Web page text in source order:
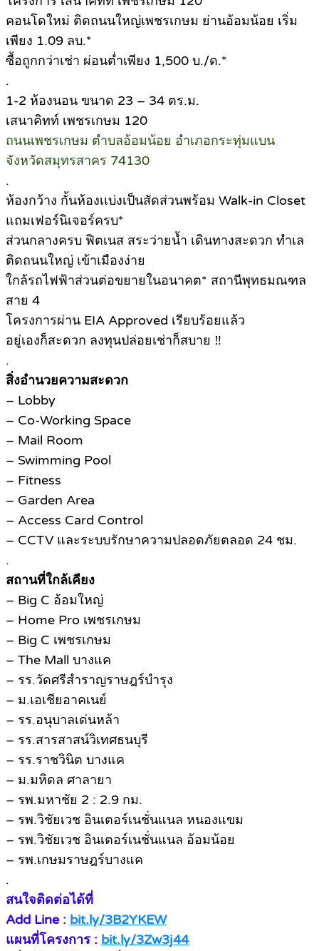
คอนโดใหม่ ติดถนนใหญ่เพชรเกษม ย่านอ้อมน้อย เริ่ม
เพียง 1.09 ลบ.*
ซื้อถูกกว่าเช่า ผ่อนต่ำเพียง 1,500 บ./ด.*
.
1-2 ห้องนอน ขนาด 23 – 34 ตร.ม.
เสนาคิทท์ เพชรเกษม 120
ถนนเพชรเกษม ตำบลอ้อมน้อย อำเภอกระทุ่มแบน
จังหวัดสมุทรสาคร 74130
.
ห้องกว้าง กั้นห้องเเบ่งเป็นสัดส่วนพร้อม Walk-in Closet
แถมเฟอร์นิเจอร์ครบ*
ส่วนกลางครบ ฟิตเนส สระว่ายน้ำ เดินทางสะดวก ทำเล
ติดถนนใหญ่ เข้าเมืองง่าย
ใกล้รถไฟฟ้าส่วนต่อขยายในอนาคต* สถานีพุทธมณฑล
สาย 4
โครงการผ่าน EIA Approved เรียบร้อยแล้ว
อยู่เองก็สะดวก ลงทุนปล่อยเช่าก็สบาย ‼
.
สิ่งอำนวยความสะดวก
– Lobby
– Co-Working Space
– Mail Room
– Swimming Pool
– Fitness
– Garden Area
– Access Card Control
– CCTV และระบบรักษาความปลอดภัยตลอด 24 ชม.
.
สถานที่ใกล้เคียง
– Big C อ้อมใหญ่
– Home Pro เพชรเกษม
– Big C เพชรเกษม
– The Mall บางแค
– รร.วัดศรีสำราญราษฎร์บำรุง
– ม.เอเชียอาคเนย์
– รร.อนุบาลเด่นหล้า
– รร.สารสาสน์วิเทศธนบุรี
– รร.ราชวินิต บางแค
– ม.มหิดล ศาลายา
– รพ.มหาชัย 2 : 2.9 กม.
– รพ.วิชัยเวช อินเตอร์เนชั่นแนล หนองแขม
– รพ.วิชัยเวช อินเตอร์เนชั่นแนล อ้อมน้อย
– รพ.เกษมราษฎร์บางแค
.
สนใจติดต่อได้ที่
Add Line : bit.ly/3B2YKEW
แผนที่โครงการ : bit.ly/3Zw3j44